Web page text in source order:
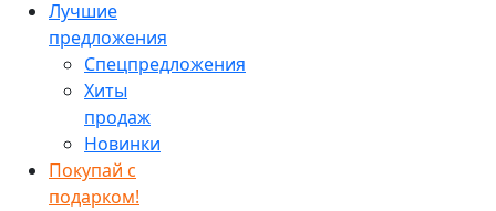
Лучшие
предложения
Спецпредложения
Хиты
продаж
Новинки
Покупай с
подарком!